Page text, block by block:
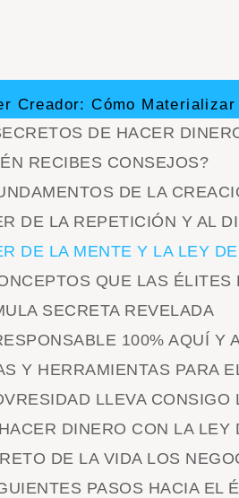
Creador: Cómo
DE HACER
RECIBES CONSEJOS?
DE LA
DE LA REPETICIÓN Y AL
DE LA MENTE Y LA LEY
QUE LAS
SECRETA REVELADA
100% AQUÍ Y
Y HERRAMIENTAS PARA
LLEVA
DINERO CON LA LEY
DE LA VIDA LOS
PASOS HACIA EL